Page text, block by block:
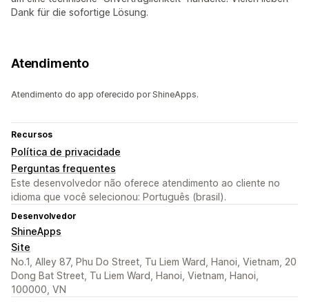
Dank für die sofortige Lösung.
Atendimento
Atendimento do app oferecido por ShineApps.
Recursos
Política de privacidade
Perguntas frequentes
Este desenvolvedor não oferece atendimento ao cliente no
idioma que você selecionou: Português (brasil).
Desenvolvedor
ShineApps
Site
No.1, Alley 87, Phu Do Street, Tu Liem Ward, Hanoi, Vietnam, 20
Dong Bat Street, Tu Liem Ward, Hanoi, Vietnam, Hanoi,
100000, VN